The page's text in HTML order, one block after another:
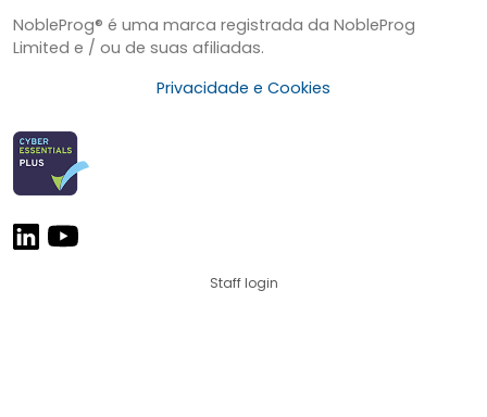
NobleProg® é uma marca registrada da NobleProg
Limited e / ou de suas afiliadas.
Privacidade e Cookies
Staff login